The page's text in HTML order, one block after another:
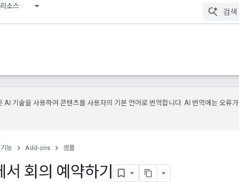
리소스
AI 기술을 사용하여 콘텐츠를 사용자의 기본 언어로 번역합니다. AI 번역에는 오류가
능 Add-ons 샘플
회의 예약하기